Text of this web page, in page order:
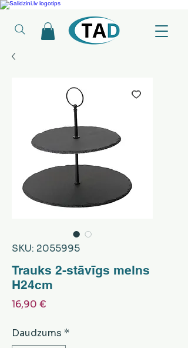
Ledusskapji, Sadzīves tehnika, Smaržas,
SKU: 2055995
Trauks 2-stāvīgs melns
H24cm
16,90 €
Daudzums *